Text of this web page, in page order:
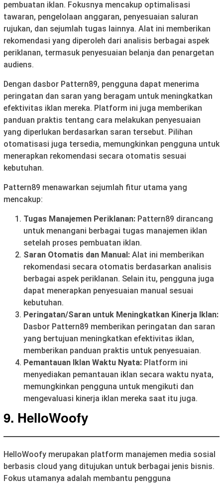
pembuatan iklan. Fokusnya mencakup optimalisasi
tawaran, pengelolaan anggaran, penyesuaian saluran
rujukan, dan sejumlah tugas lainnya. Alat ini memberikan
rekomendasi yang diperoleh dari analisis berbagai aspek
periklanan, termasuk penyesuaian belanja dan penargetan
audiens.
Dengan dasbor Pattern89, pengguna dapat menerima
peringatan dan saran yang beragam untuk meningkatkan
efektivitas iklan mereka. Platform ini juga memberikan
panduan praktis tentang cara melakukan penyesuaian
yang diperlukan berdasarkan saran tersebut. Pilihan
otomatisasi juga tersedia, memungkinkan pengguna untuk
menerapkan rekomendasi secara otomatis sesuai
kebutuhan.
Pattern89 menawarkan sejumlah fitur utama yang
mencakup:
Tugas Manajemen Periklanan: Pattern89 dirancang
untuk menangani berbagai tugas manajemen iklan
setelah proses pembuatan iklan.
Saran Otomatis dan Manual: Alat ini memberikan
rekomendasi secara otomatis berdasarkan analisis
berbagai aspek periklanan. Selain itu, pengguna juga
dapat menerapkan penyesuaian manual sesuai
kebutuhan.
Peringatan/Saran untuk Meningkatkan Kinerja Iklan:
Dasbor Pattern89 memberikan peringatan dan saran
yang bertujuan meningkatkan efektivitas iklan,
memberikan panduan praktis untuk penyesuaian.
Pemantauan Iklan Waktu Nyata: Platform ini
menyediakan pemantauan iklan secara waktu nyata,
memungkinkan pengguna untuk mengikuti dan
mengevaluasi kinerja iklan mereka saat itu juga.
9. HelloWoofy
HelloWoofy merupakan platform manajemen media sosial
berbasis cloud yang ditujukan untuk berbagai jenis bisnis.
Fokus utamanya adalah membantu pengguna